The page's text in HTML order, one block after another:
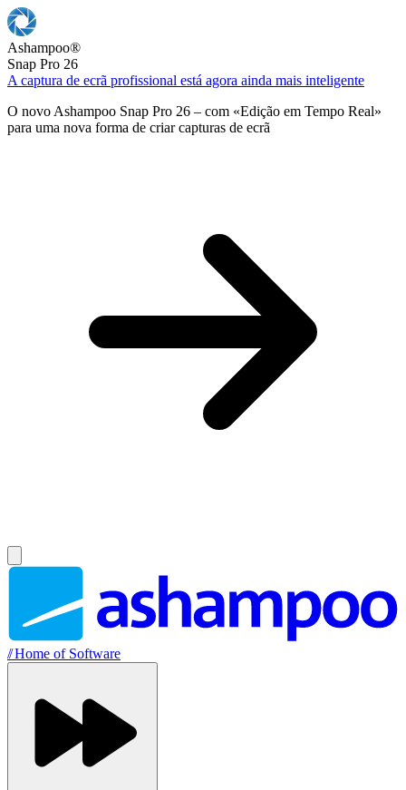
Ashampoo®
Snap Pro 26
A captura de ecrã profissional está agora ainda mais inteligente
O novo Ashampoo Snap Pro 26 – com «Edição em Tempo Real»
para uma nova forma de criar capturas de ecrã
//Home of Software